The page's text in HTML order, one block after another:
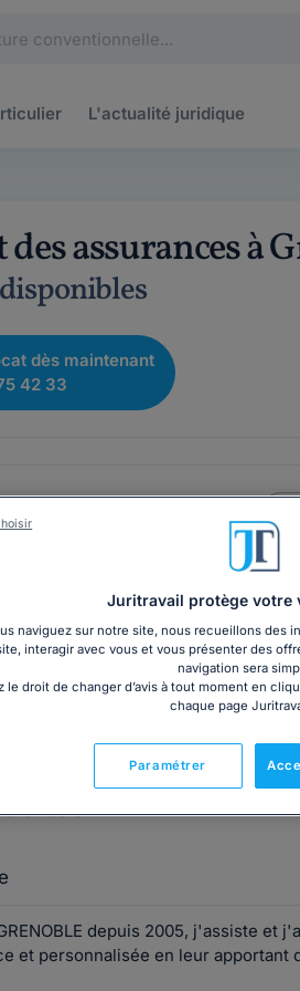
L'actualité juridique
assurances à
disponibles
dès maintenant
42 33
j'ai une activité généraliste
le domaine du droit des contrats
depuis 2005, j'assiste et
et personnalisée en leur apportant
Juritravail protège votre
naviguez sur notre site, nous recueillons des
interagir avec vous et vous présenter des
navigation sera
le droit de changer d’avis à tout moment en
chaque page
Paramétrer